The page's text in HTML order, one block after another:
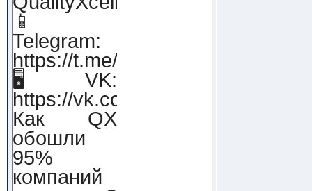
📱
Telegram:
https://t.me/qx_lab_IT
🖥 VK:
https://vk.com/qualityxcellenc
Как QX
обошли
95%
компаний